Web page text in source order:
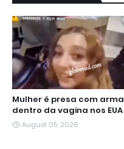
Mulher é presa com arma
dentro da vagina nos EUA
August 05, 2026